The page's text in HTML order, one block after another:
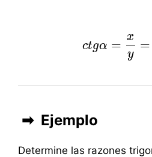
ctgα =
x
y
=
ctgα =x y=c os
➡ Ejemplo
Determine las razones